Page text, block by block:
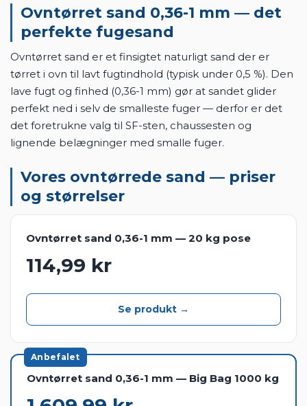
Ovntørret sand 0,36-1 mm — det
perfekte fugesand
Ovntørret sand er et finsigtet naturligt sand der er
tørret i ovn til lavt fugtindhold (typisk under 0,5 %). Den
lave fugt og finhed (0,36-1 mm) gør at sandet glider
perfekt ned i selv de smalleste fuger — derfor er det
det foretrukne valg til SF-sten, chaussesten og
lignende belægninger med smalle fuger.
Vores ovntørrede sand — priser
og størrelser
Ovntørret sand 0,36-1 mm — 20 kg pose
114,99 kr
Se produkt →
Anbefalet
Ovntørret sand 0,36-1 mm — Big Bag 1000 kg